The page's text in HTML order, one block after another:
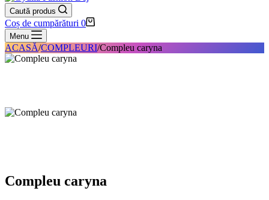
Caută produs
Coș de cumpărături 0
Menu
ACASĂ/COMPLEURI/Compleu caryna
Compleu caryna